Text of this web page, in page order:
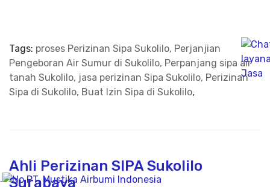
Tags: proses Perizinan Sipa Sukolilo, Perjanjian
Pengeboran Air Sumur di Sukolilo, Perpanjang sipa air
tanah Sukolilo, jasa perizinan Sipa Sukolilo, Perizinan
Sipa di Sukolilo, Buat Izin Sipa di Sukolilo,
Ahli Perizinan SIPA Sukolilo
Surabaya
.